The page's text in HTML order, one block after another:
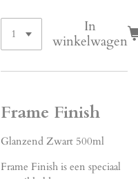
In
winkelwagen
Frame Finish
Glanzend Zwart 500ml
Frame Finish is een speciaal